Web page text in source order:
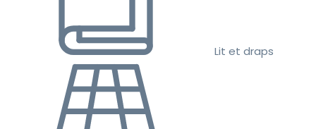
Lit et draps